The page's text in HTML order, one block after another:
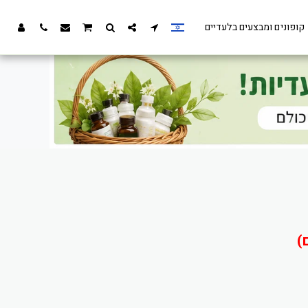
קופונים ומבצעים בלעדיים